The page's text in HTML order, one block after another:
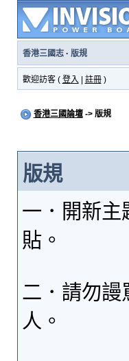
香港三國志· 版規
歡迎訪客 ( 登入 註冊)
香港三國論壇-> 版規
版規
一．開新主
貼。
二．請勿謾
人。